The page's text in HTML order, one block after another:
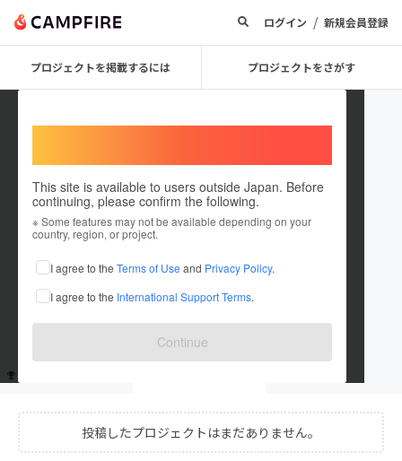
ログイン / 新規会員登録
プロジェクトを掲載するには プロジェクトをさがす
This site is available to users outside Japan. Before
continuing, please confirm the following.
※ Some features may not be available depending on your
country, region, or project.
I agree to the Terms of Use and Privacy Policy.
I agree to the International Support Terms.
Continue
user_228c70fdd484
出身国：未設定
投稿したプロジェクトはまだありません。